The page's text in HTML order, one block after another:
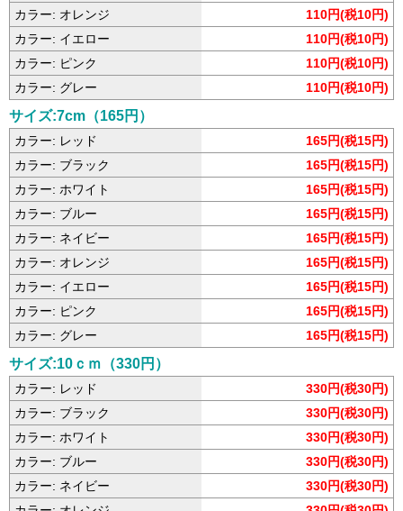
カラー: オレンジ
110円(税10円)
カラー: イエロー
110円(税10円)
カラー: ピンク
110円(税10円)
カラー: グレー
110円(税10円)
サイズ:7cm（165円）
カラー: レッド
165円(税15円)
カラー: ブラック
165円(税15円)
カラー: ホワイト
165円(税15円)
カラー: ブルー
165円(税15円)
カラー: ネイビー
165円(税15円)
カラー: オレンジ
165円(税15円)
カラー: イエロー
165円(税15円)
カラー: ピンク
165円(税15円)
カラー: グレー
165円(税15円)
サイズ:10ｃｍ（330円）
カラー: レッド
330円(税30円)
カラー: ブラック
330円(税30円)
カラー: ホワイト
330円(税30円)
カラー: ブルー
330円(税30円)
カラー: ネイビー
330円(税30円)